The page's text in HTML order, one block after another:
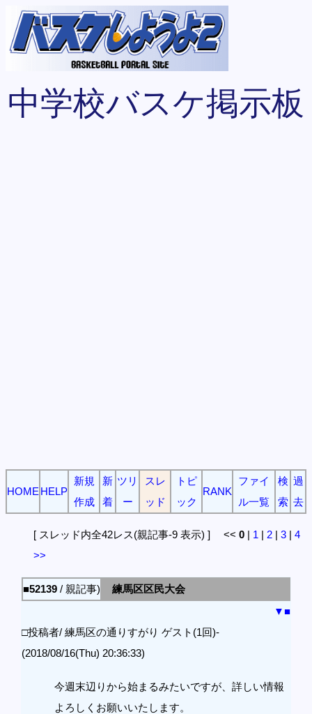
中学校バスケ掲示板
HOME HELP
新規
作成
新
着
ツリ
ー
スレ
ッド
トピ
ック
RANK
ファイ
ル一覧
検
索
過
去
[ スレッド内全42レス(親記事-9 表示) ] << 0 | 1 | 2 | 3 | 4
>>
■52139 / 親記事)
練馬区区民大会
▼■
□投稿者/ 練馬区の通りすがり ゲスト(1回)-
(2018/08/16(Thu) 20:36:33)
今週末辺りから始まるみたいですが、詳しい情報
よろしくお願いいたします。